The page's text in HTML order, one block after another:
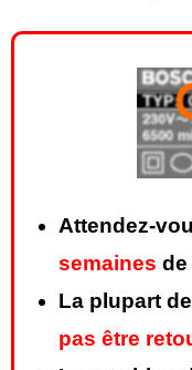
Attendez-
semaines de
La plupart
pas être